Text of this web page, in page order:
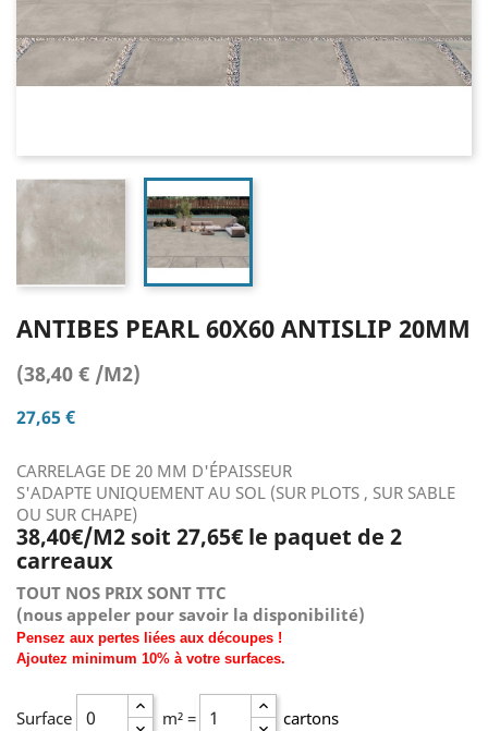
ANTIBES PEARL 60X60 ANTISLIP 20MM
(38,40 € /M2)
27,65 €
CARRELAGE DE 20 MM D'ÉPAISSEUR
S'ADAPTE UNIQUEMENT AU SOL (SUR PLOTS , SUR SABLE
OU SUR CHAPE)
38,40€/M2 soit 27,65€ le paquet de 2
carreaux
TOUT NOS PRIX SONT TTC
(nous appeler pour savoir la disponibilité)
Pensez aux pertes liées aux découpes !
Ajoutez minimum 10% à votre surfaces.
Surface m² = cartons